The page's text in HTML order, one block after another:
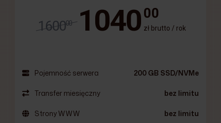
160000 104000
zł brutto / rok
Pojemność serwera 200 GB SSD/NVMe
Transfer miesięczny bez limitu
Strony WWW bez limitu